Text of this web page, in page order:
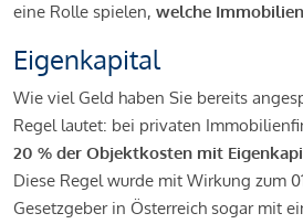
eine Rolle spielen, welche
Eigenkapital
Wie viel Geld haben Sie bereits
Regel lautet: bei privaten
20 % der Objektkosten mit
Diese Regel wurde mit Wirkung zum
Gesetzgeber in Österreich sogar mit